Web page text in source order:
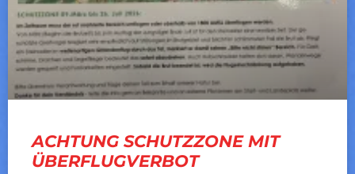
ACHTUNG SCHUTZZONE MIT
ÜBERFLUGVERBOT